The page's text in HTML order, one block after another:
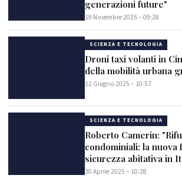
generazioni future"
19 Novembre 2025 – 09:28
SCIENZA E TECNOLOGIA
Droni taxi volanti in
della mobilità urbana
12 Giugno 2025 – 10:57
SCIENZA E TECNOLOGIA
Roberto Camerin:
condominiali: la
sicurezza abitativa in
30 Aprile 2025 – 10:28